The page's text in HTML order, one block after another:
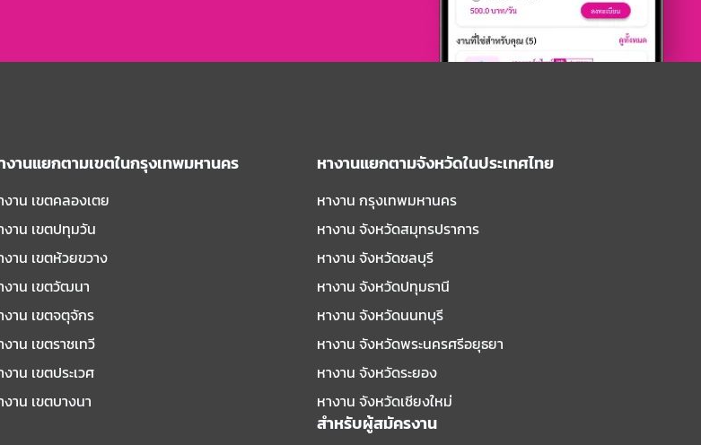
งานแยกตามเขตในกรุงเทพมหานคร
งาน เขตคลองเตย
งาน เขตปทุมวัน
งาน เขตห้วยขวาง
งาน เขตวัฒนา
งาน เขตจตุจักร
งาน เขตราชเทวี
งาน เขตประเวศ
งาน เขตบางนา
หางานแยกตามจังหวัดในประเทศไทย
หางาน กรุงเทพมหานคร
หางาน จังหวัดสมุทรปราการ
หางาน จังหวัดชลบุรี
หางาน จังหวัดปทุมธานี
หางาน จังหวัดนนทบุรี
หางาน จังหวัดพระนครศรีอยุธยา
หางาน จังหวัดระยอง
หางาน จังหวัดเชียงใหม่
สำหรับผู้สมัครงาน